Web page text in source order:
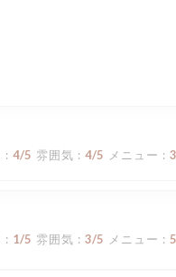
: 4/5 雰囲気 : 4/5 メニュー : 3
: 1/5 雰囲気 : 3/5 メニュー : 5